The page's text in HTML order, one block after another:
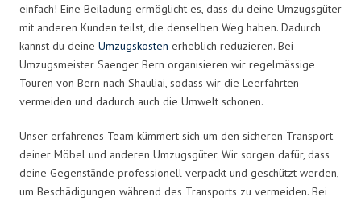
einfach! Eine Beiladung ermöglicht es, dass du deine Umzugsgüter
mit anderen Kunden teilst, die denselben Weg haben. Dadurch
kannst du deine Umzugskosten erheblich reduzieren. Bei
Umzugsmeister Saenger Bern organisieren wir regelmässige
Touren von Bern nach Shauliai, sodass wir die Leerfahrten
vermeiden und dadurch auch die Umwelt schonen.
Unser erfahrenes Team kümmert sich um den sicheren Transport
deiner Möbel und anderen Umzugsgüter. Wir sorgen dafür, dass
deine Gegenstände professionell verpackt und geschützt werden,
um Beschädigungen während des Transports zu vermeiden. Bei